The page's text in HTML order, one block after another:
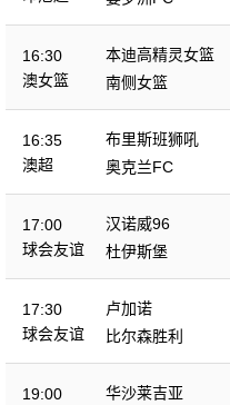
16:30
澳女篮
本迪高精灵女篮
南侧女篮
16:35
澳超
布里斯班狮吼
奥克兰FC
17:00
球会友谊
汉诺威96
杜伊斯堡
17:30
球会友谊
卢加诺
比尔森胜利
19:00
华沙莱吉亚